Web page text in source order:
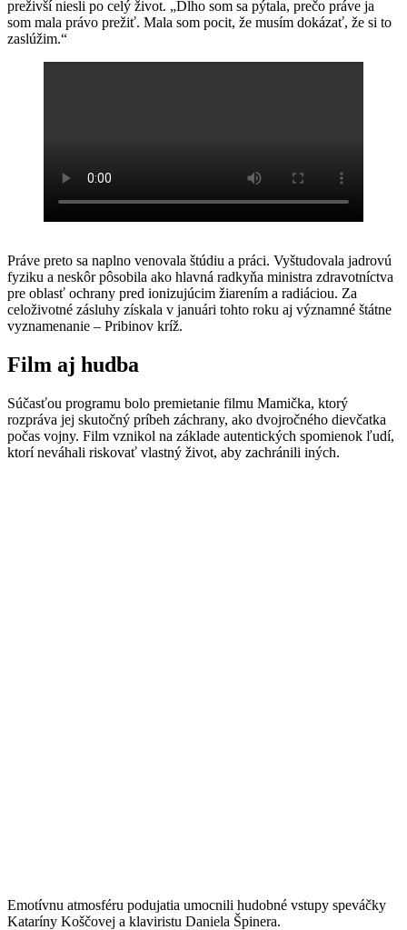
preživší niesli po celý život. „Dlho som sa pýtala, prečo práve ja
som mala právo prežiť. Mala som pocit, že musím dokázať, že si to
zaslúžim.“
Práve preto sa naplno venovala štúdiu a práci. Vyštudovala jadrovú
fyziku a neskôr pôsobila ako hlavná radkyňa ministra zdravotníctva
pre oblasť ochrany pred ionizujúcim žiarením a radiáciou. Za
celoživotné zásluhy získala v januári tohto roku aj významné štátne
vyznamenanie – Pribinov kríž.
Film aj hudba
Súčasťou programu bolo premietanie filmu Mamička, ktorý
rozpráva jej skutočný príbeh záchrany, ako dvojročného dievčatka
počas vojny. Film vznikol na základe autentických spomienok ľudí,
ktorí neváhali riskovať vlastný život, aby zachránili iných.
Emotívnu atmosféru podujatia umocnili hudobné vstupy speváčky
Kataríny Koščovej a klaviristu Daniela Špinera.